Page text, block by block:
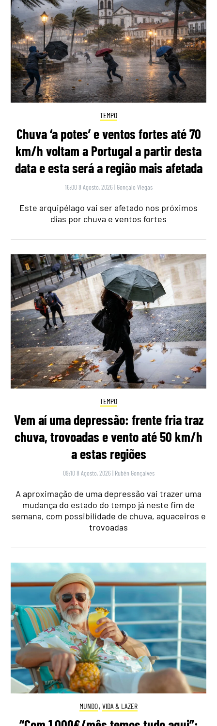
TEMPO
Chuva ‘a potes’ e ventos fortes até 70
km/h voltam a Portugal a partir desta
data e esta será a região mais afetada
16:00 8 Agosto, 2026 | Gonçalo Viegas
Este arquipélago vai ser afetado nos próximos
dias por chuva e ventos fortes
TEMPO
Vem aí uma depressão: frente fria traz
chuva, trovoadas e vento até 50 km/h
a estas regiões
09:10 8 Agosto, 2026 | Rubén Gonçalves
A aproximação de uma depressão vai trazer uma
mudança do estado do tempo já neste fim de
semana, com possibilidade de chuva, aguaceiros e
trovoadas
MUNDO, VIDA & LAZER